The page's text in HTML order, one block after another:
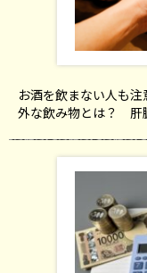
お酒を飲まない人も
外な飲み物とは？ 肝